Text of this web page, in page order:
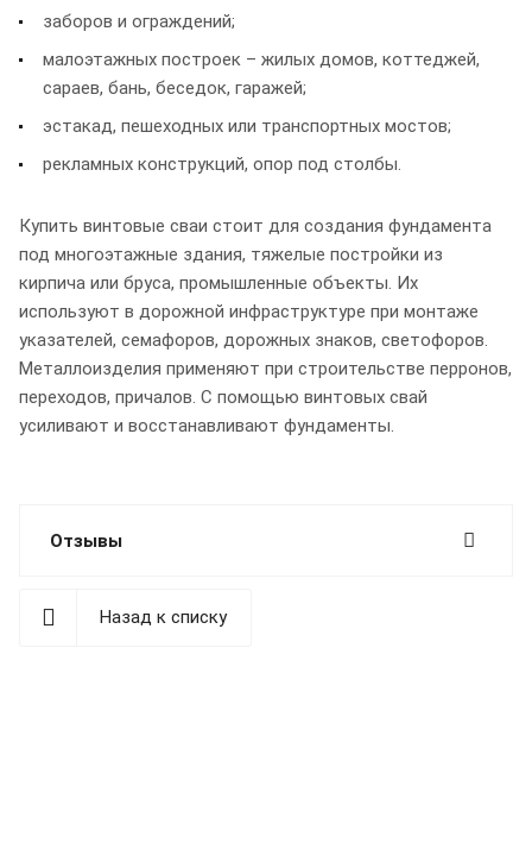
заборов и ограждений;
малоэтажных построек – жилых домов, коттеджей,
сараев, бань, беседок, гаражей;
эстакад, пешеходных или транспортных мостов;
рекламных конструкций, опор под столбы.
Купить винтовые сваи стоит для создания фундамента
под многоэтажные здания, тяжелые постройки из
кирпича или бруса, промышленные объекты. Их
используют в дорожной инфраструктуре при монтаже
указателей, семафоров, дорожных знаков, светофоров.
Металлоизделия применяют при строительстве перронов,
переходов, причалов. С помощью винтовых свай
усиливают и восстанавливают фундаменты.
Отзывы
Назад к списку